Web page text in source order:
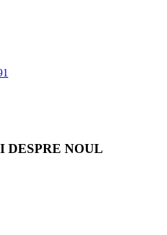
DESPRE NOUL